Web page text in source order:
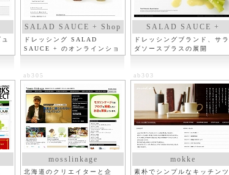
SALAD SAUCE + Shop
ドレッシング SALAD
SAUCE + のオンラインショ
ップ
SALAD SAUCE +
ドレッシングブランド、サラ
ダソースプラスの展開
ab305
mosslinkage
北海道のクリエイターと企
ab303
mokke
素朴でシンプルなキッチンツ